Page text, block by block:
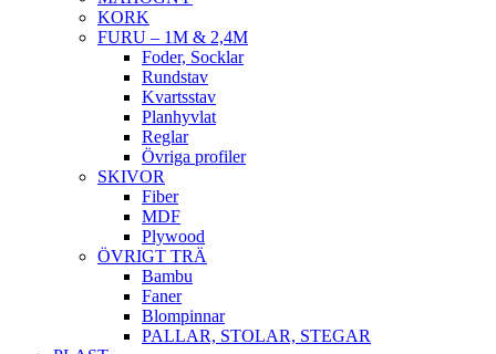
KORK
FURU – 1M & 2,4M
Foder, Socklar
Rundstav
Kvartsstav
Planhyvlat
Reglar
Övriga profiler
SKIVOR
Fiber
MDF
Plywood
ÖVRIGT TRÄ
Bambu
Faner
Blompinnar
PALLAR, STOLAR, STEGAR